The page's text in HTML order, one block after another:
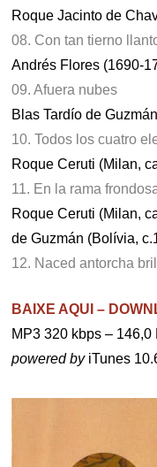
Roque Jacinto de
08. Con tan tierno
Andrés Flores (1690-
09. Afuera nubes
Blas Tardío de
10. Todos los cuatro
Roque Ceruti (Milan,
11. En la rama
Roque Ceruti (Milan,
de Guzmán (Bolívia,
12. Naced antorcha
BAIXE AQUI –
MP3 320 kbps – 146,0
powered byiTunes